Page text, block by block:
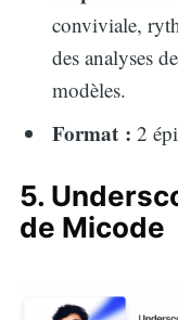
conviviale,
des analyses
modèles.
Format : 2
5.
de Micode